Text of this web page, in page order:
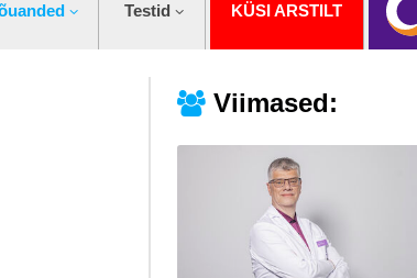
Testid KÜSI ARSTILT
Viimased: